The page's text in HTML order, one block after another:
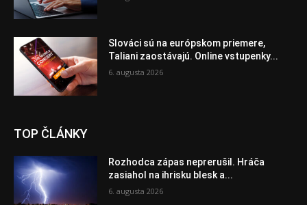
Slováci sú na európskom priemere,
Taliani zaostávajú. Online vstupenky...
6. augusta 2026
TOP ČLÁNKY
Rozhodca zápas neprerušil. Hráča
zasiahol na ihrisku blesk a...
6. augusta 2026